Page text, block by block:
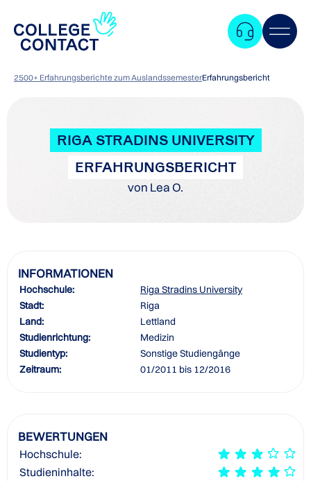
2500+ Erfahrungsberichte zum AuslandssemesterErfahrungsbericht
RIGA STRADINS UNIVERSITY
ERFAHRUNGSBERICHT
von Lea O.
INFORMATIONEN
Hochschule:
Riga Stradins University
Stadt:
Riga
Land:
Lettland
Studienrichtung:
Medizin
Studientyp:
Sonstige Studiengänge
Zeitraum:
01/2011 bis 12/2016
BEWERTUNGEN
Hochschule:
Studieninhalte: